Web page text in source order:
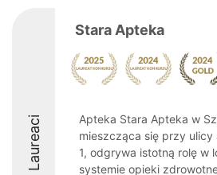
Laureaci
Stara Apteka
Apteka Stara Apteka w
mieszcząca się przy ulicy
1, odgrywa istotną rolę w
systemie opieki